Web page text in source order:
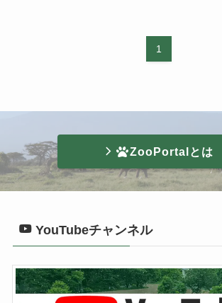
1
ZooPortalとは
YouTubeチャンネル